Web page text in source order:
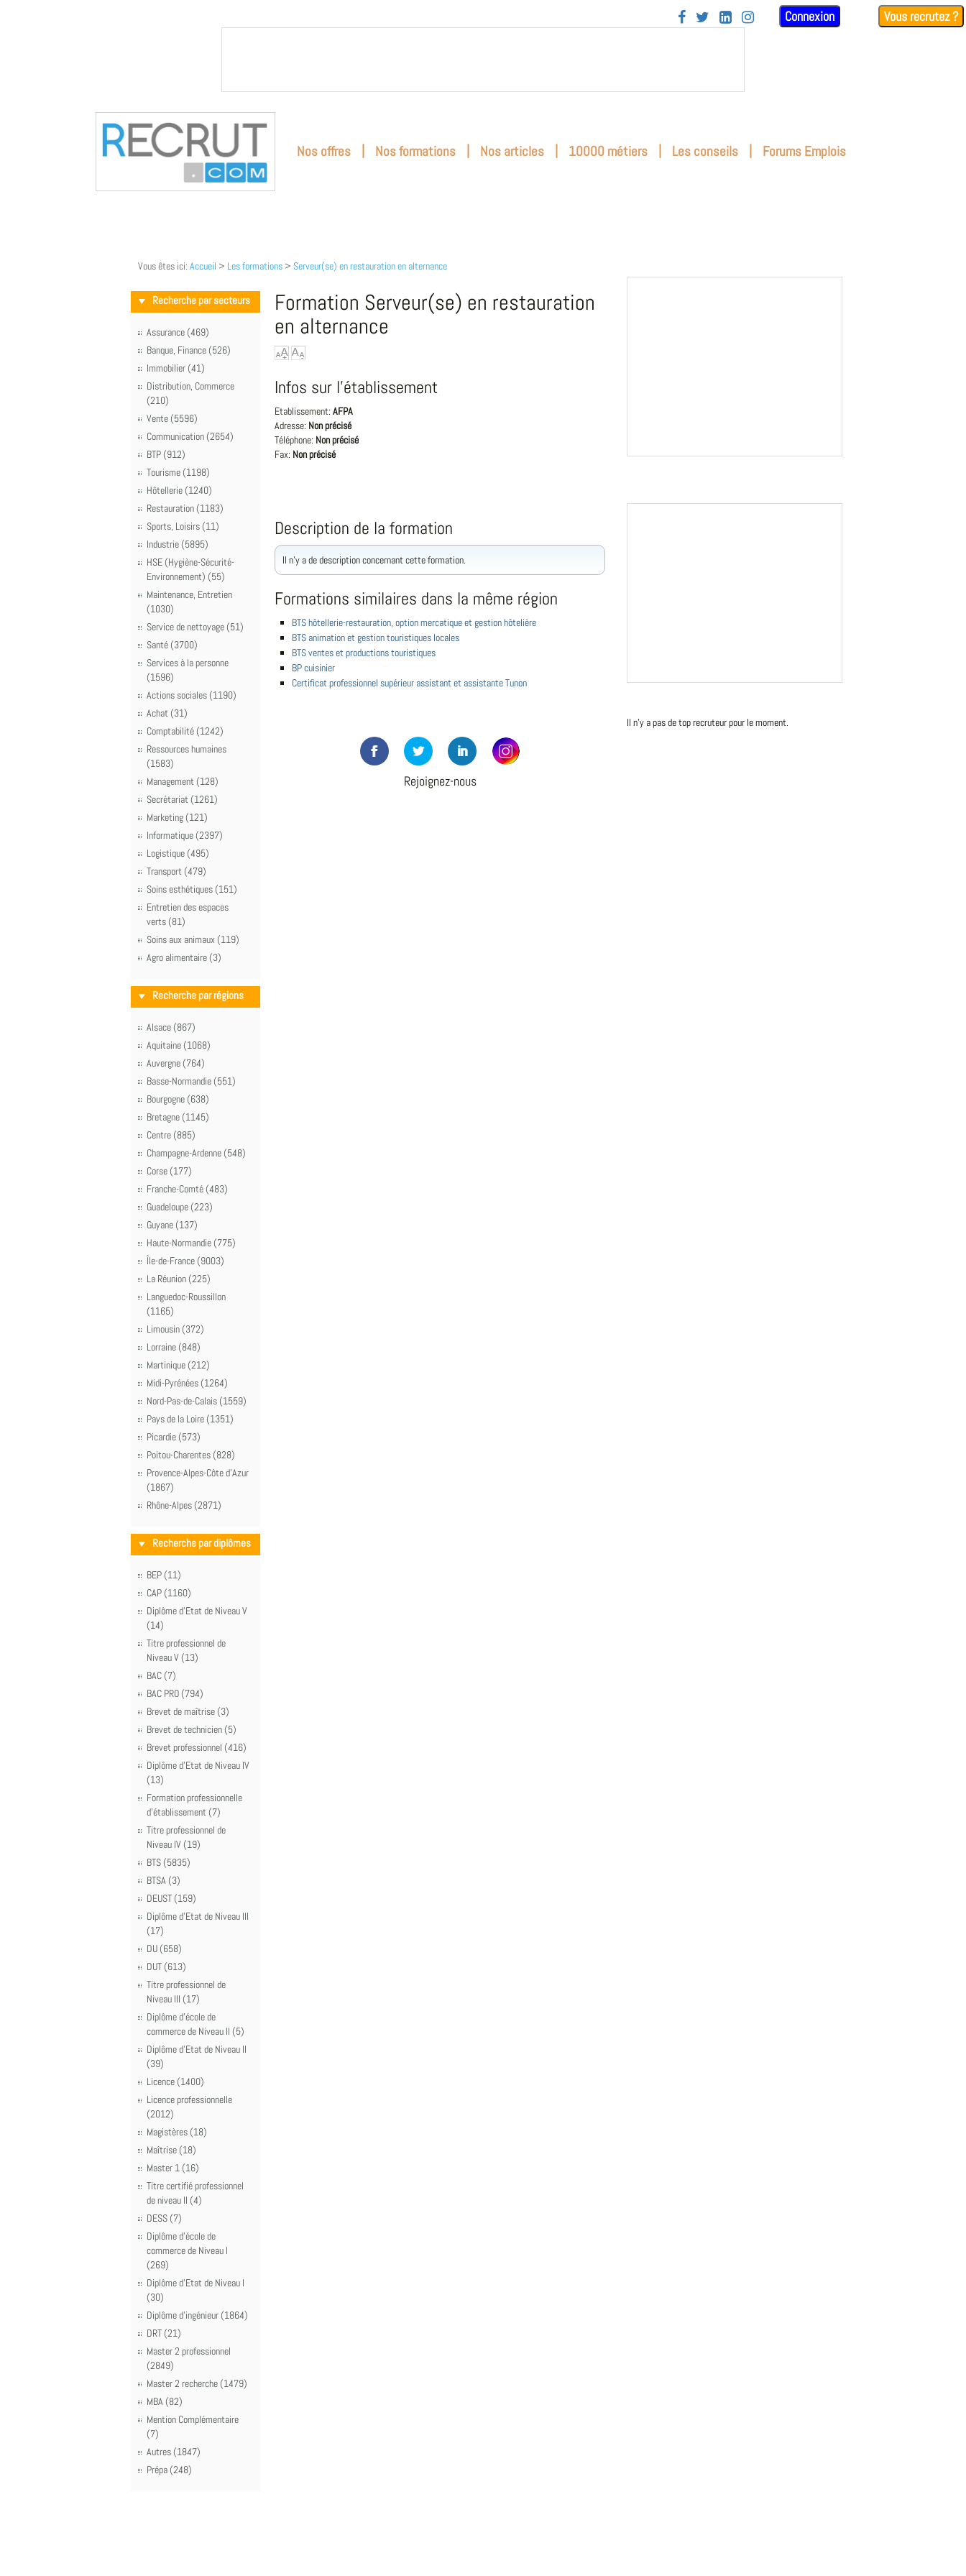
    Connexion Vous recrutez ?
Nos offres | Nos formations | Nos articles | 10000 métiers | Les conseils | Forums Emplois
Vous êtes ici: Accueil > Les formations > Serveur(se) en restauration en alternance
Recherche par secteurs
Assurance (469)
Banque, Finance (526)
Immobilier (41)
Distribution, Commerce
(210)
Vente (5596)
Communication (2654)
BTP (912)
Tourisme (1198)
Hôtellerie (1240)
Restauration (1183)
Sports, Loisirs (11)
Industrie (5895)
HSE (Hygiène-Sécurité-
Environnement) (55)
Maintenance, Entretien
(1030)
Service de nettoyage (51)
Santé (3700)
Services à la personne
(1596)
Actions sociales (1190)
Achat (31)
Comptabilité (1242)
Ressources humaines
(1583)
Management (128)
Secrétariat (1261)
Marketing (121)
Informatique (2397)
Logistique (495)
Transport (479)
Soins esthétiques (151)
Entretien des espaces
verts (81)
Soins aux animaux (119)
Agro alimentaire (3)
Recherche par régions
Alsace (867)
Aquitaine (1068)
Auvergne (764)
Basse-Normandie (551)
Bourgogne (638)
Bretagne (1145)
Centre (885)
Champagne-Ardenne (548)
Corse (177)
Franche-Comté (483)
Guadeloupe (223)
Guyane (137)
Haute-Normandie (775)
Île-de-France (9003)
La Réunion (225)
Languedoc-Roussillon
(1165)
Limousin (372)
Lorraine (848)
Martinique (212)
Midi-Pyrénées (1264)
Nord-Pas-de-Calais (1559)
Pays de la Loire (1351)
Picardie (573)
Poitou-Charentes (828)
Provence-Alpes-Côte d'Azur
(1867)
Rhône-Alpes (2871)
Recherche par diplômes
BEP (11)
CAP (1160)
Diplôme d'Etat de Niveau V
(14)
Titre professionnel de
Niveau V (13)
BAC (7)
BAC PRO (794)
Brevet de maîtrise (3)
Brevet de technicien (5)
Brevet professionnel (416)
Diplôme d'Etat de Niveau IV
(13)
Formation professionnelle
d'établissement (7)
Titre professionnel de
Niveau IV (19)
BTS (5835)
BTSA (3)
DEUST (159)
Diplôme d'Etat de Niveau III
(17)
DU (658)
DUT (613)
Titre professionnel de
Niveau III (17)
Diplôme d'école de
commerce de Niveau II (5)
Diplôme d'Etat de Niveau II
(39)
Licence (1400)
Licence professionnelle
(2012)
Magistères (18)
Maîtrise (18)
Master 1 (16)
Titre certifié professionnel
de niveau II (4)
DESS (7)
Diplôme d'école de
commerce de Niveau I
(269)
Diplôme d'Etat de Niveau I
(30)
Diplôme d'ingénieur (1864)
DRT (21)
Master 2 professionnel
(2849)
Master 2 recherche (1479)
MBA (82)
Mention Complémentaire
(7)
Autres (1847)
Prépa (248)
Formation Serveur(se) en restauration
en alternance
Infos sur l'établissement
Etablissement: AFPA
Adresse: Non précisé
Téléphone: Non précisé
Fax: Non précisé
Description de la formation
Il n'y a de description concernant cette formation.
Formations similaires dans la même région
BTS hôtellerie-restauration, option mercatique et gestion hôtelière
BTS animation et gestion touristiques locales
BTS ventes et productions touristiques
BP cuisinier
Certificat professionnel supérieur assistant et assistante Tunon
Rejoignez-nous
Il n'y a pas de top recruteur pour le moment.